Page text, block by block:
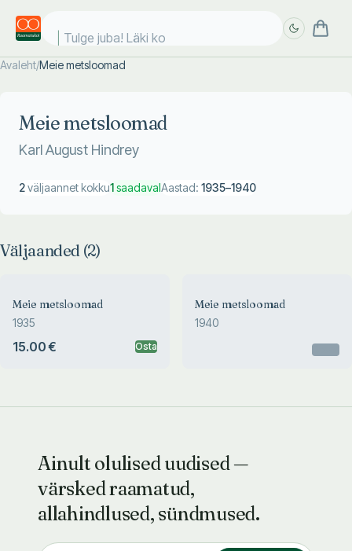
Tulge juba! Läki koo
Avaleht/Meie metsloomad
Meie metsloomad
Karl August Hindrey
2väljaannet kokku1saadavalAastad: 1935–1940
Väljaanded (2)
Meie metsloomad
1935
15.00 € Osta
Meie metsloomad
1940
Ainult olulised uudised —
värsked raamatud,
allahindlused, sündmused.